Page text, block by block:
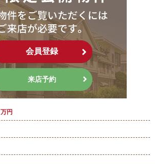
会員登録
来店予約
万円